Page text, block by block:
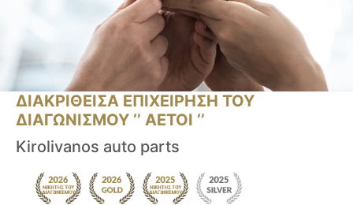
ΔΙΑΚΡΙΘΕΙΣΑ ΕΠΙΧΕΙΡΗΣΗ ΤΟΥ
ΔΙΑΓΩΝΙΣΜΟΥ ‘’ ΑΕΤΟΙ ‘’
Kirolivanos auto parts